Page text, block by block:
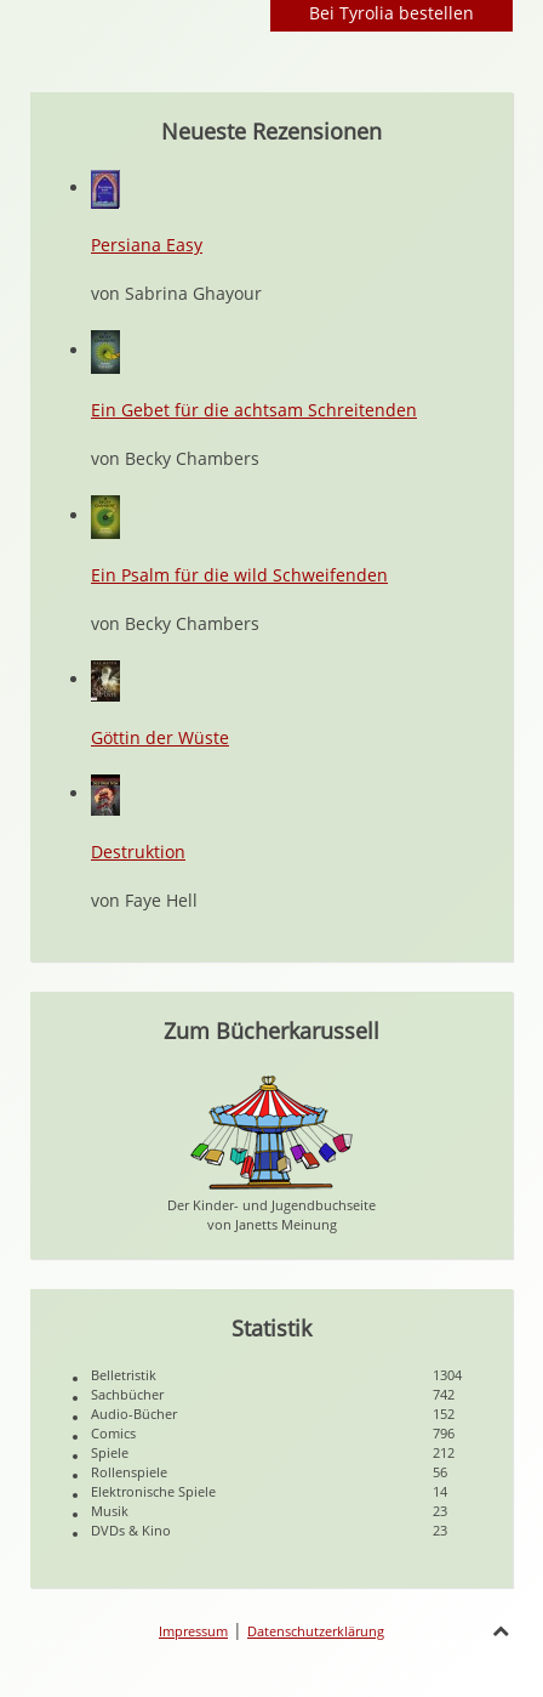
Bei Tyrolia bestellen
Neueste Rezensionen
Persiana Easy
von Sabrina Ghayour
Ein Gebet für die achtsam Schreitenden
von Becky Chambers
Ein Psalm für die wild Schweifenden
von Becky Chambers
Göttin der Wüste
Destruktion
von Faye Hell
Zum Bücherkarussell
Der Kinder- und Jugendbuchseite
von Janetts Meinung
Statistik
Belletristik
1304
Sachbücher
742
Audio-Bücher
152
Comics
796
Spiele
212
Rollenspiele
56
Elektronische Spiele
14
Musik
23
DVDs & Kino
23
Impressum | Datenschutzerklärung